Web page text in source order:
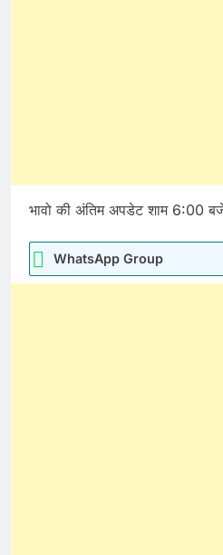
भावो की अंतिम अपडेट शाम 6:00
WhatsApp Group